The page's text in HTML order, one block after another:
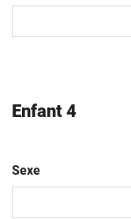
MM
Enfant 4
Sexe